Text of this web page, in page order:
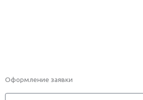
Оформление заявки
Телефон